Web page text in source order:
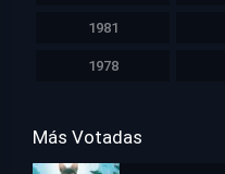
1981
1978
Más Votadas